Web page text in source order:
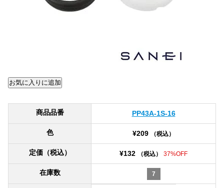
商品品番 PP43A-1S-16
色 ¥209 （税込）
定価（税込） ¥132 （税込） 37%OFF
在庫数 7